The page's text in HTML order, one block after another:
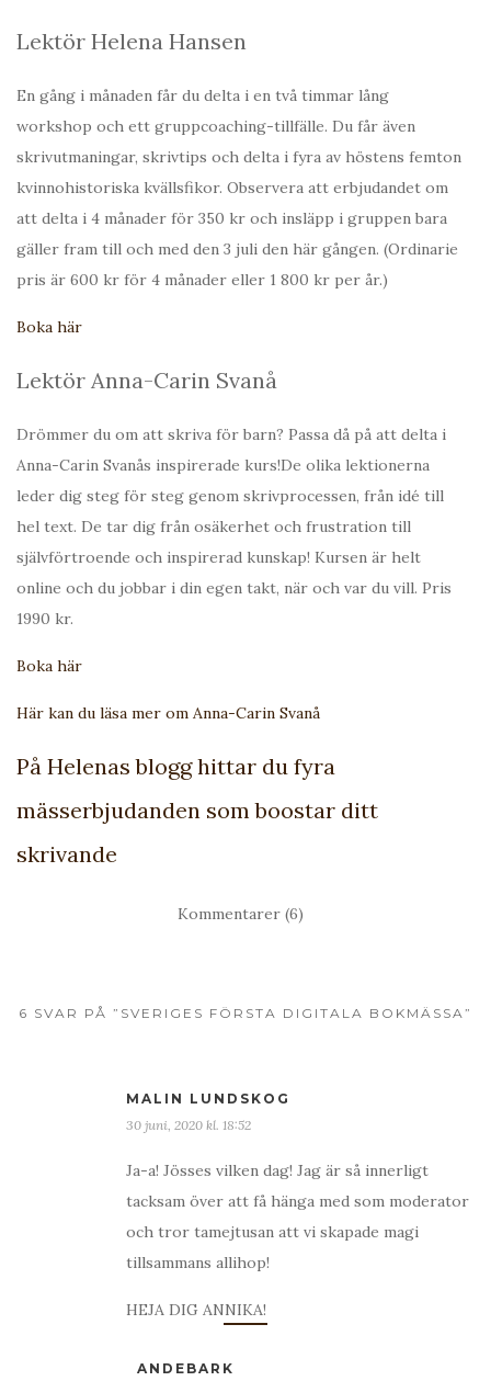
Lektör Helena Hansen
En gång i månaden får du delta i en två timmar lång
workshop och ett gruppcoaching-tillfälle. Du får även
skrivutmaningar, skrivtips och delta i fyra av höstens femton
kvinnohistoriska kvällsfikor. Observera att erbjudandet om
att delta i 4 månader för 350 kr och insläpp i gruppen bara
gäller fram till och med den 3 juli den här gången. (Ordinarie
pris är 600 kr för 4 månader eller 1 800 kr per år.)
Boka här
Lektör Anna-Carin Svanå
Drömmer du om att skriva för barn? Passa då på att delta i
Anna-Carin Svanås inspirerade kurs!De olika lektionerna
leder dig steg för steg genom skrivprocessen, från idé till
hel text. De tar dig från osäkerhet och frustration till
självförtroende och inspirerad kunskap! Kursen är helt
online och du jobbar i din egen takt, när och var du vill. Pris
1990 kr.
Boka här
Här kan du läsa mer om Anna-Carin Svanå
På Helenas blogg hittar du fyra
mässerbjudanden som boostar ditt
skrivande
Kommentarer (6)
6 SVAR PÅ ”SVERIGES FÖRSTA DIGITALA BOKMÄSSA”
MALIN LUNDSKOG
30 juni, 2020 kl. 18:52
Ja-a! Jösses vilken dag! Jag är så innerligt
tacksam över att få hänga med som moderator
och tror tamejtusan att vi skapade magi
tillsammans allihop!
HEJA DIG ANNIKA!
ANDEBARK